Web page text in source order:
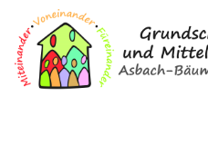
Zum Inhalt,